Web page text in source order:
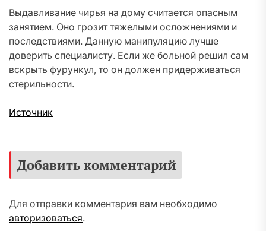
Выдавливание чирья на дому считается опасным
занятием. Оно грозит тяжелыми осложнениями и
последствиями. Данную манипуляцию лучше
доверить специалисту. Если же больной решил сам
вскрыть фурункул, то он должен придерживаться
стерильности.
Источник
Добавить комментарий
Для отправки комментария вам необходимо
авторизоваться.